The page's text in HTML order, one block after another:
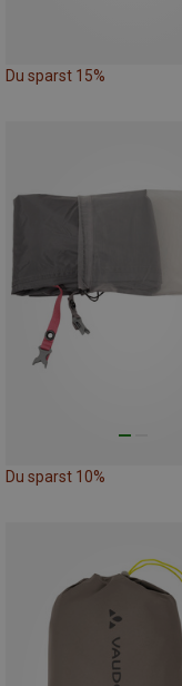
Du sparst 15%
Du sparst 10%